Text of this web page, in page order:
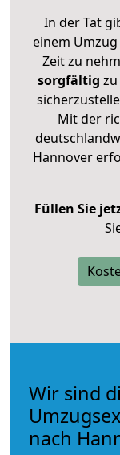
In der Tat
einem
Zeit zu
sorgfältig zu
Mit der
Hannover
Füllen Sie
Wir sind
nach